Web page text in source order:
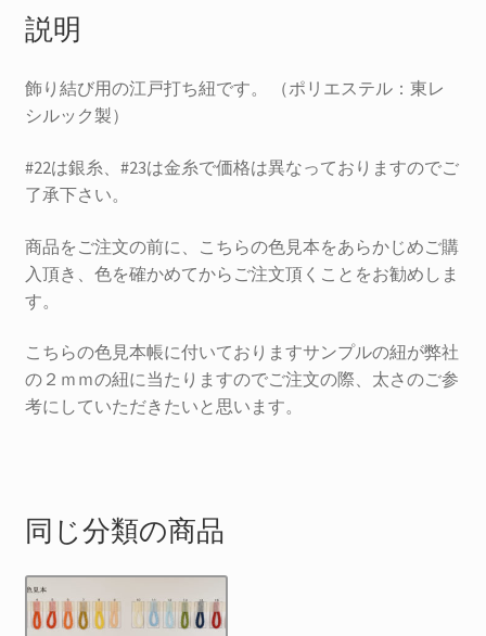
帳
個
説明
飾り結び用の江戸打ち紐です。 （ポリエステル：東レ
シルック製）
#22は銀糸、#23は金糸で価格は異なっておりますのでご
了承下さい。
商品をご注文の前に、こちらの色見本をあらかじめご購
入頂き、色を確かめてからご注文頂くことをお勧めしま
す。
こちらの色見本帳に付いておりますサンプルの紐が弊社
の２ｍｍの紐に当たりますのでご注文の際、太さのご参
考にしていただきたいと思います。
同じ分類の商品